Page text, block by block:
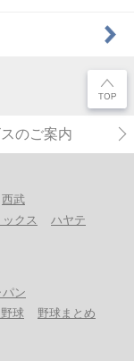
のご案内
西武
ックス
ハヤテ
ン
球 野球まとめ